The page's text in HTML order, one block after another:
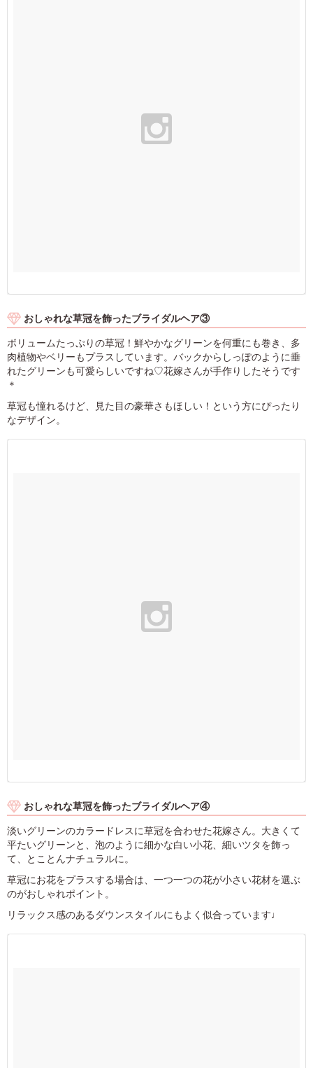
おしゃれな草冠を飾ったブライダルヘア③
ボリュームたっぷりの草冠！鮮やかなグリーンを何重にも巻き、多
肉植物やベリーもプラスしています。バックからしっぽのように垂
れたグリーンも可愛らしいですね♡花嫁さんが手作りしたそうです
＊
草冠も憧れるけど、見た目の豪華さもほしい！という方にぴったり
なデザイン。
おしゃれな草冠を飾ったブライダルヘア④
淡いグリーンのカラードレスに草冠を合わせた花嫁さん。大きくて
平たいグリーンと、泡のように細かな白い小花、細いツタを飾っ
て、とことんナチュラルに。
草冠にお花をプラスする場合は、一つ一つの花が小さい花材を選ぶ
のがおしゃれポイント。
リラックス感のあるダウンスタイルにもよく似合っています♩